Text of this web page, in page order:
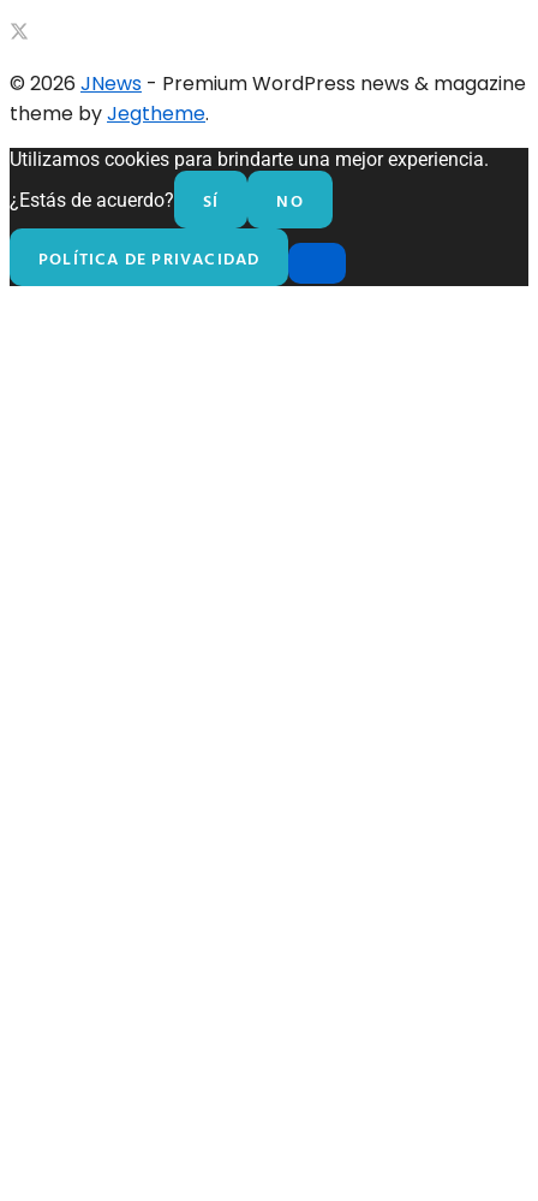
© 2026 JNews - Premium WordPress news & magazine
theme byJegtheme.
Utilizamos cookies para brindarte una mejor experiencia.
¿Estás de acuerdo?
SÍ NO
POLÍTICA DE PRIVACIDAD